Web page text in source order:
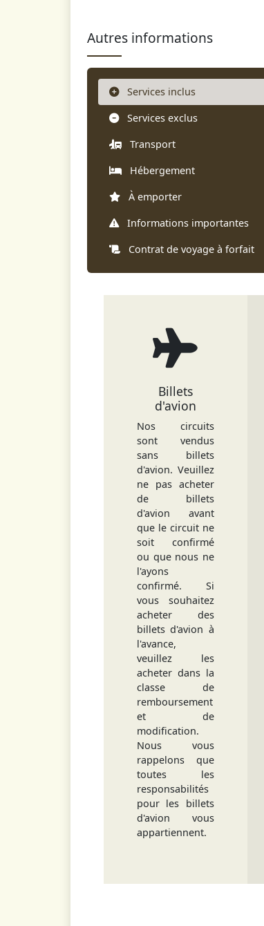
Autres informations
Services inclus
Services exclus
Transport
Hébergement
À emporter
Informations importantes
Contrat de voyage à forfait
Billets
d'avion
Nos circuits
sont vendus
sans billets
d'avion. Veuillez
ne pas acheter
de billets
d'avion avant
que le circuit ne
soit confirmé
ou que nous ne
l'ayons
confirmé. Si
vous souhaitez
acheter des
billets d'avion à
l'avance,
veuillez les
acheter dans la
classe de
remboursement
et de
modification.
Nous vous
rappelons que
toutes les
responsabilités
pour les billets
d'avion vous
appartiennent.